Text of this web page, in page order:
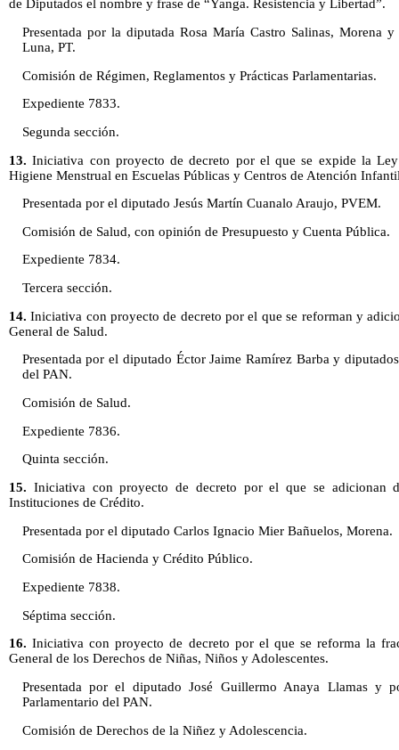
de Diputados el nombre y frase de “Yanga. Resistencia y Libertad”.
Presentada por la diputada Rosa María Castro Salinas, Morena
Luna, PT.
Comisión de Régimen, Reglamentos y Prácticas Parlamentarias.
Expediente 7833.
Segunda sección.
13. Iniciativa con proyecto de decreto por el que se expide la
Higiene Menstrual en Escuelas Públicas y Centros de Atención
Presentada por el diputado Jesús Martín Cuanalo Araujo, PVEM.
Comisión de Salud, con opinión de Presupuesto y Cuenta Pública.
Expediente 7834.
Tercera sección.
14. Iniciativa con proyecto de decreto por el que se reforman y
General de Salud.
Presentada por el diputado Éctor Jaime Ramírez Barba y
del PAN.
Comisión de Salud.
Expediente 7836.
Quinta sección.
15. Iniciativa con proyecto de decreto por el que se adicionan
Instituciones de Crédito.
Presentada por el diputado Carlos Ignacio Mier Bañuelos, Morena.
Comisión de Hacienda y Crédito Público.
Expediente 7838.
Séptima sección.
16. Iniciativa con proyecto de decreto por el que se reforma la
General de los Derechos de Niñas, Niños y Adolescentes.
Presentada por el diputado José Guillermo Anaya Llamas y
Parlamentario del PAN.
Comisión de Derechos de la Niñez y Adolescencia.